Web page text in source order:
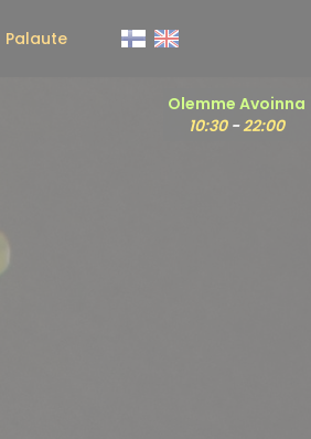
Palaute
Olemme Avoinna
10:30-22:00